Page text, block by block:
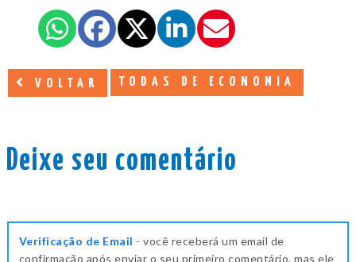
VOLTAR TODAS DE ECONOMIA
Deixe seu comentário
Verificação de Email - você receberá um email de
confirmação após enviar o seu primeiro comentário, mas ele